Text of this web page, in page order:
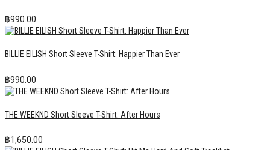
฿990.00
BILLIE EILISH Short Sleeve T-Shirt: Happier Than Ever
฿990.00
THE WEEKND Short Sleeve T-Shirt: After Hours
฿1,650.00